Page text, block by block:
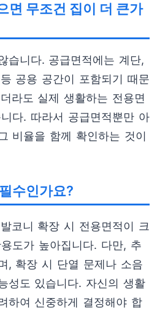
면 무조건 집이 더 큰가
습니다. 공급면적에는 계단,
공용 공간이 포함되기 때문
라도 실제 생활하는 전용면
다. 따라서 공급면적뿐만 아
비율을 함께 확인하는 것이
수인가요?
코니 확장 시 전용면적이 크
도가 높아집니다. 다만, 추
, 확장 시 단열 문제나 소음
성도 있습니다. 자신의 생활
하여 신중하게 결정해야 합